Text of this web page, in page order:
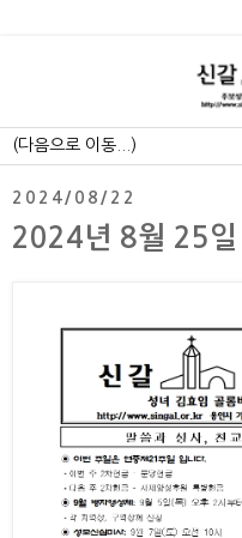
2024/08/22
2024년 8월 25일